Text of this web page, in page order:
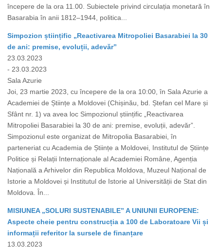
începere de la ora 11.00. Subiectele privind circulația monetară în
Basarabia în anii 1812–1944, politica...
Simpozion științific „Reactivarea Mitropoliei Basarabiei la 30
de ani: premise, evoluții, adevăr”
23.03.2023
- 23.03.2023
Sala Azurie
Joi, 23 martie 2023, cu începere de la ora 10:00, în Sala Azurie a
Academiei de Științe a Moldovei (Chișinău, bd. Ștefan cel Mare și
Sfânt nr. 1) va avea loc Simpozionul științific „Reactivarea
Mitropoliei Basarabiei la 30 de ani: premise, evoluții, adevăr”.
Simpozionul este organizat de Mitropolia Basarabiei, în
parteneriat cu Academia de Științe a Moldovei, Institutul de Științe
Politice și Relații Internaționale al Academiei Române, Agenția
Națională a Arhivelor din Republica Moldova, Muzeul Național de
Istorie a Moldovei și Institutul de Istorie al Universității de Stat din
Moldova. În...
MISIUNEA „SOLURI SUSTENABILE” A UNIUNII EUROPENE:
Aspecte cheie pentru construcția a 100 de Laboratoare Vii și
informații referitor la sursele de finanțare
13.03.2023